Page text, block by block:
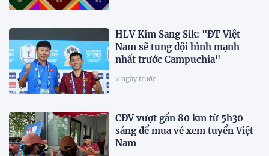
HLV Kim Sang Sik: "ĐT Việt
Nam sẽ tung đội hình mạnh
nhất trước Campuchia"
2 ngày trước
CĐV vượt gần 80 km từ 5h30
sáng để mua vé xem tuyển Việt
Nam